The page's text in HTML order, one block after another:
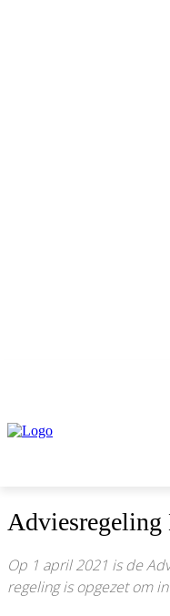
Adviesregeling
Op 1 april 2021 is de
regeling is opgezet om